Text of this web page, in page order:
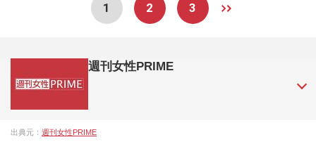
1 2 3
週刊女性PRIME
成27年）1月に開設された主婦と生活社が運営する日本のニュ
出典元： 週刊女性PRIME